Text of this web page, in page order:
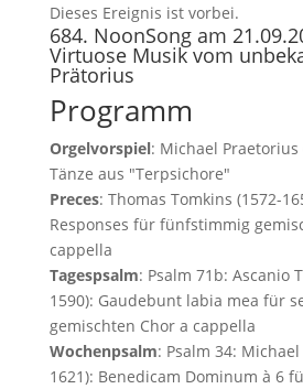
Dieses Ereignis ist vorbei.
684. NoonSong am
Virtuose Musik vom
Prätorius
Programm
Orgelvorspiel: Michael Praetorius
Tänze aus "Terpsichore"
Preces: Thomas Tomkins (1572-
Responses für fünfstimmig
cappella
Tagespsalm: Psalm 71b: Ascanio
1590): Gaudebunt labia mea für
gemischten Chor a cappella
Wochenpsalm: Psalm 34:
1621): Benedicam Dominum à 6